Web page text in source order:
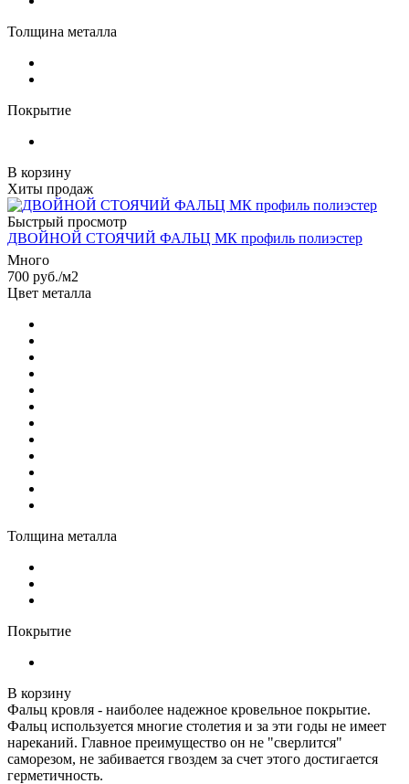
Толщина металла
Покрытие
В корзину
Хиты продаж
Быстрый просмотр
ДВОЙНОЙ СТОЯЧИЙ ФАЛЬЦ МК профиль полиэстер
Много
700 руб./м2
Цвет металла
Толщина металла
Покрытие
В корзину
Фальц кровля - наиболее надежное кровельное покрытие.
Фальц используется многие столетия и за эти годы не имеет
нареканий. Главное преимущество он не "сверлится"
саморезом, не забивается гвоздем за счет этого достигается
герметичность.